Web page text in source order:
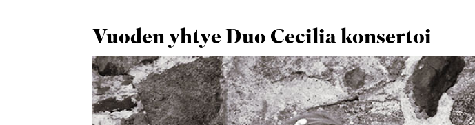
Vuoden yhtye Duo Cecilia konsertoi